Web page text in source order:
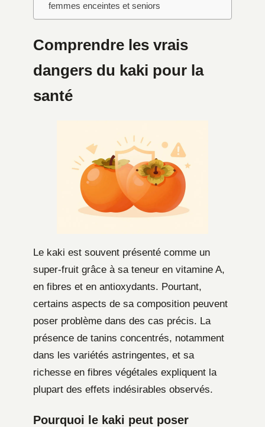
femmes enceintes et seniors
Comprendre les vrais
dangers du kaki pour la
santé
Le kaki est souvent présenté comme un
super-fruit grâce à sa teneur en vitamine A,
en fibres et en antioxydants. Pourtant,
certains aspects de sa composition peuvent
poser problème dans des cas précis. La
présence de tanins concentrés, notamment
dans les variétés astringentes, et sa
richesse en fibres végétales expliquent la
plupart des effets indésirables observés.
Pourquoi le kaki peut poser